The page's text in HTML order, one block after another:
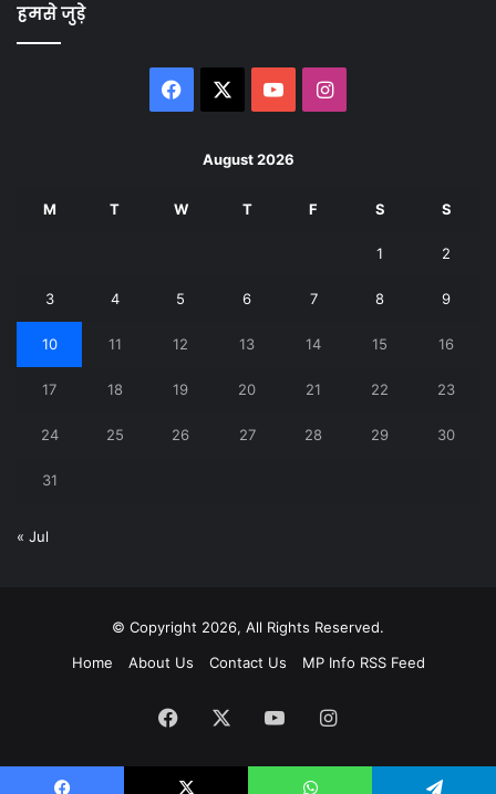
हमसे जुड़े
Facebook YouTubeInstagram
August 2026
M T W T F S S
1 2
3 4 5 6 7 8 9
10 11 12 13 14 15 16
17 18 19 20 21 22 23
24 25 26 27 28 29 30
31
« Jul
© Copyright 2026, All Rights Reserved.
Home
About Us Contact Us MP Info RSS Feed
Facebook YouTubeInstagram